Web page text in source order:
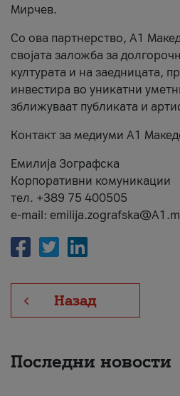
Мирчев.
Со ова партнерство, A1
својата заложба за
културата и на заедницата,
инвестира во уникатни
зближуваат публиката и
Контакт за медиуми А1
Емилија Зографска
Корпоративни комуникации
тел. +389 75 400505
e-mail:
Назад
Последни новости